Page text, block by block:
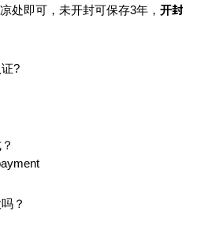
处即可，未开封可保存3年， 开封
?
？